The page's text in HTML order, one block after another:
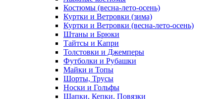
Костюмы (весна-лето-осень)
Куртки и Ветровки (зима)
Куртки и Ветровки (весна-лето-осень)
Штаны и Брюки
Тайтсы и Капри
Толстовки и Джемперы
Футболки и Рубашки
Майки и Топы
Шорты, Трусы
Носки и Гольфы
Шапки, Кепки, Повязки